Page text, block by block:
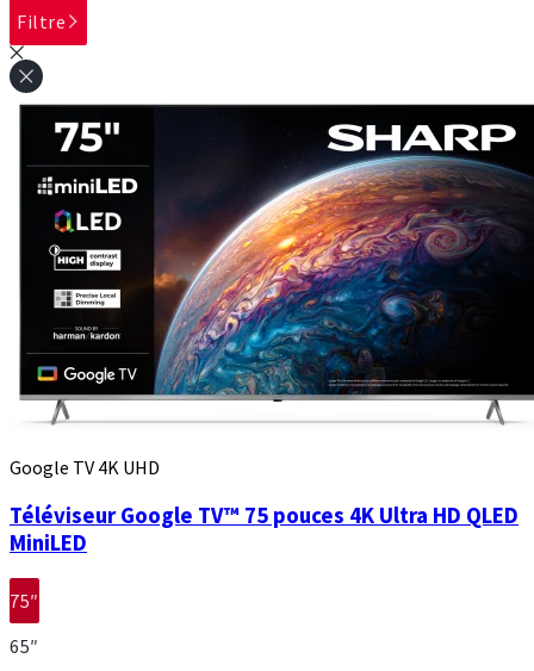
Filtre
Google TV 4K UHD
Téléviseur Google TV™ 75 pouces 4K Ultra HD QLED
MiniLED
75″
65″